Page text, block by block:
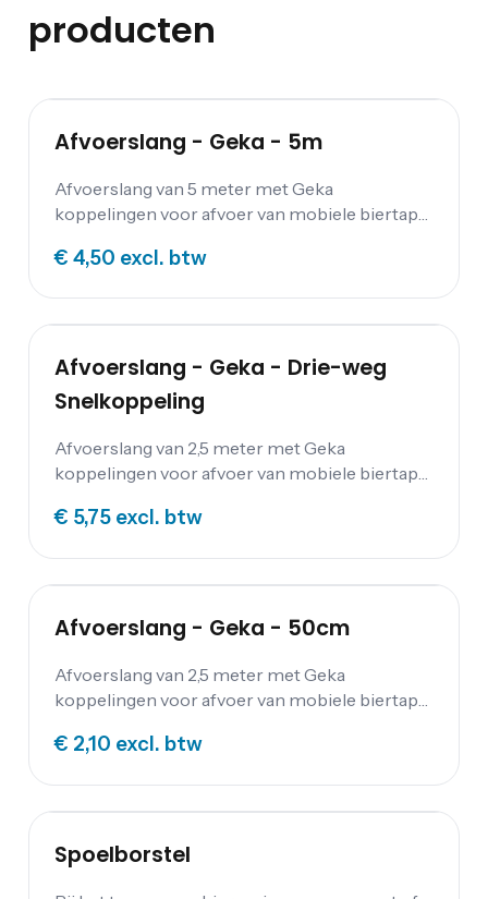
producten
Afvoerslang - Geka - 5m
Afvoerslang van 5 meter met Geka
koppelingen voor afvoer van mobiele biertaps
€ 4,50 excl. btw
Afvoerslang - Geka - Drie-weg
Snelkoppeling
Afvoerslang van 2,5 meter met Geka
koppelingen voor afvoer van mobiele biertaps
€ 5,75 excl. btw
Afvoerslang - Geka - 50cm
Afvoerslang van 2,5 meter met Geka
koppelingen voor afvoer van mobiele biertaps
€ 2,10 excl. btw
Spoelborstel